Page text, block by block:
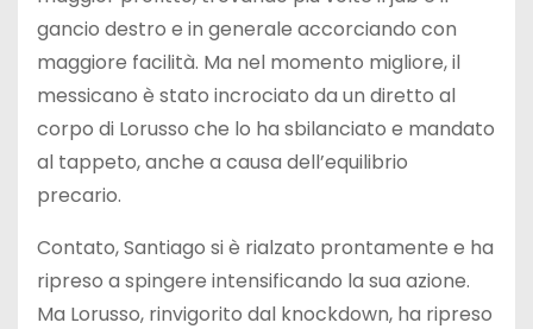
gancio destro e in generale accorciando con
maggiore facilità. Ma nel momento migliore, il
messicano è stato incrociato da un diretto al
corpo di Lorusso che lo ha sbilanciato e mandato
al tappeto, anche a causa dell’equilibrio
precario.
Contato, Santiago si è rialzato prontamente e ha
ripreso a spingere intensificando la sua azione.
Ma Lorusso, rinvigorito dal knockdown, ha ripreso